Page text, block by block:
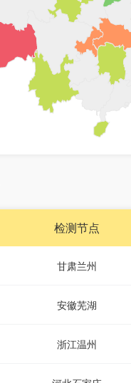
检测节点
甘肃兰州
安徽芜湖
浙江温州